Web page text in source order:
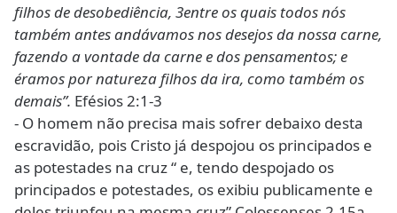
filhos de desobediência, 3entre os quais todos nós
também antes andávamos nos desejos da nossa carne,
fazendo a vontade da carne e dos pensamentos; e
éramos por natureza filhos da ira, como também os
demais”. Efésios 2:1-3
- O homem não precisa mais sofrer debaixo desta
escravidão, pois Cristo já despojou os principados e
as potestades na cruz “ e, tendo despojado os
principados e potestades, os exibiu publicamente e